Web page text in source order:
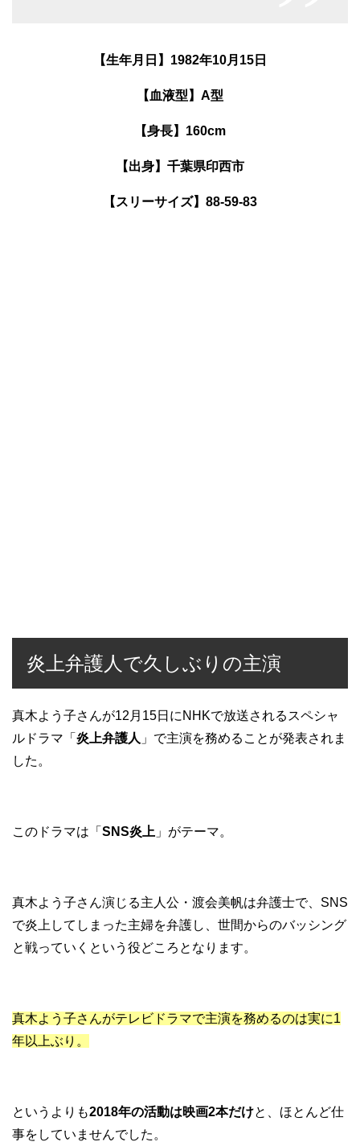
【生年月日】1982年10月15日
【血液型】A型
【身長】160cm
【出身】千葉県印西市
【スリーサイズ】88-59-83
炎上弁護人で久しぶりの主演
真木よう子さんが12月15日にNHKで放送されるスペシャ
ルドラマ「 炎上弁護人 」で主演を務めることが発表されま
した。
このドラマは「 SNS炎上 」がテーマ。
真木よう子さん演じる主人公・渡会美帆は弁護士で、SNS
で炎上してしまった主婦を弁護し、世間からのバッシング
と戦っていくという役どころとなります。
真木よう子さんがテレビドラマで主演を務めるのは実に1
年以上ぶり。
というよりも2018年の活動は映画2本だけと、ほとんど仕
事をしていませんでした。